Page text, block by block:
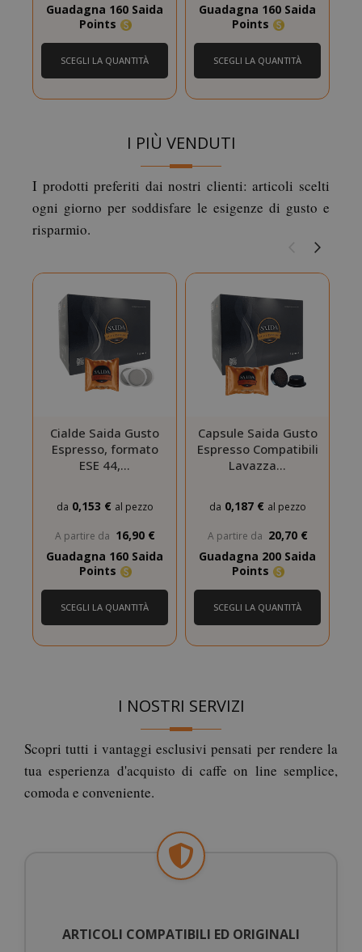
Guadagna 160 Saida
Points
SCEGLI LA QUANTITÀ
Guadagna 160 Saida
Points
SCEGLI LA QUANTITÀ
I PIÙ VENDUTI
I prodotti preferiti dai nostri clienti: articoli scelti
ogni giorno per soddisfare le esigenze di gusto e
risparmio.
Cialde Saida Gusto
Espresso, formato
ESE 44,…
da 0,153 € al pezzo
A partire da 16,90 €
Guadagna 160 Saida
Points
SCEGLI LA QUANTITÀ
Capsule Saida Gusto
Espresso Compatibili
Lavazza…
da 0,187 € al pezzo
A partire da 20,70 €
Guadagna 200 Saida
Points
SCEGLI LA QUANTITÀ
I NOSTRI SERVIZI
Scopri tutti i vantaggi esclusivi pensati per rendere la
tua esperienza d'acquisto di caffe on line semplice,
comoda e conveniente.
ARTICOLI COMPATIBILI ED ORIGINALI
CookieScriptConsent
SADEVSESSID
_GRECAPTCHA
mage-cache-storage
recently_compared_product
Google
Privacy Policy